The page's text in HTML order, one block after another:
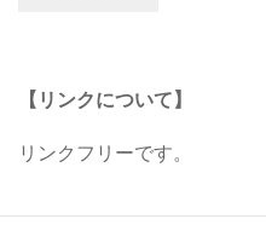
【リンクについて】
リンクフリーです。